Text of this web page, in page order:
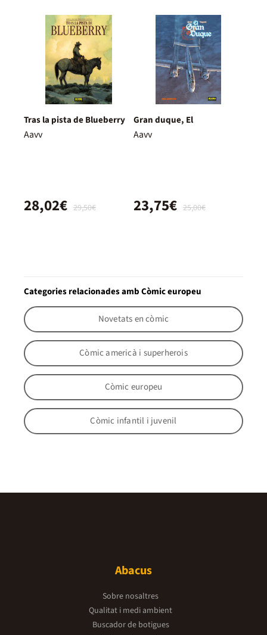
Tras la pista de Blueberry
Aavv
29,50€
28,02€
Gran duque, El
Aavv
25,00€
23,75€
Categories relacionades amb Còmic europeu
Novetats en còmic
Còmic americà i superherois
Còmic europeu
Còmic infantil i juvenil
Abacus
Sobre nosaltres
Qualitat i medi ambient
Buscador de botigues